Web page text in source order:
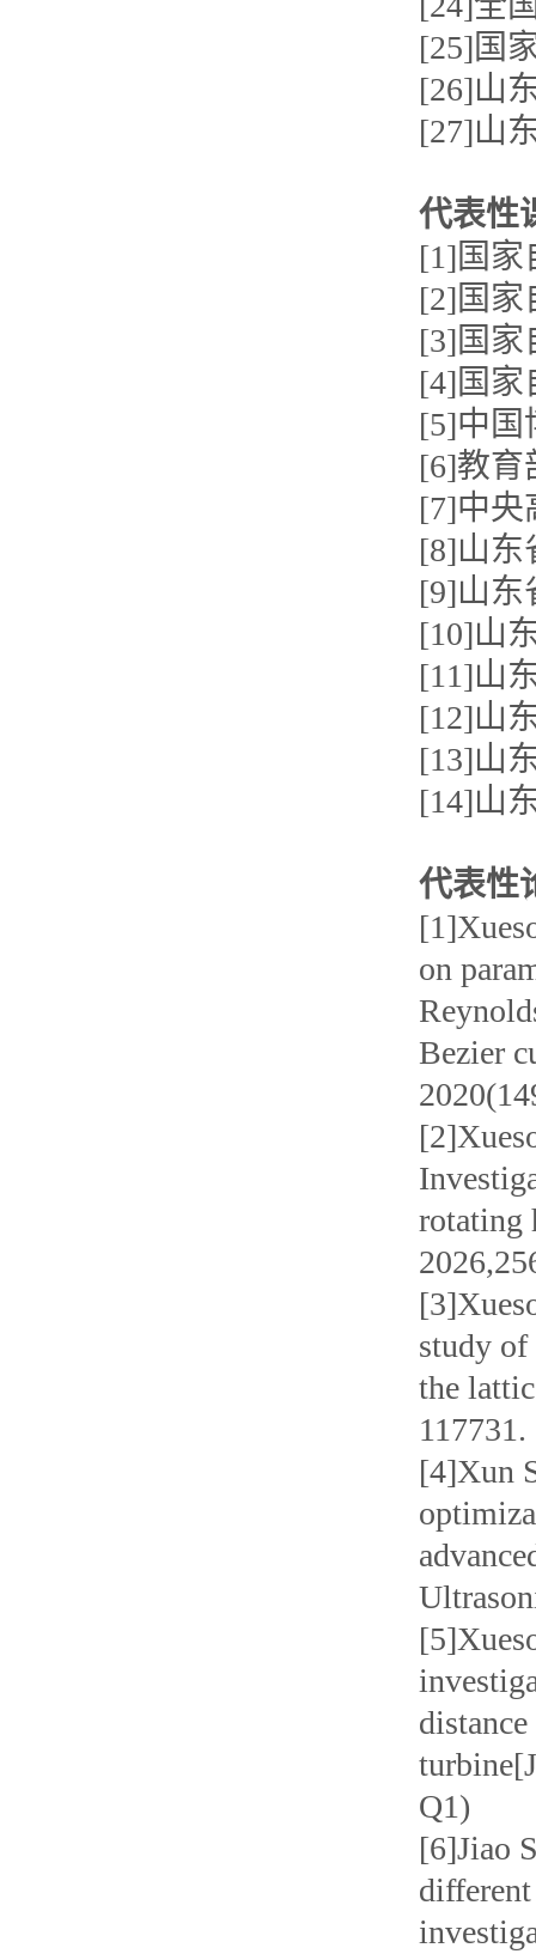
[25]国
[26]山
[27]山
代表性
[1]国家
[2]国家
[3]国家
[4]国家
[5]中国
[6]教育
[7]中央
[8]山东
[9]山东
[10]山
[11]山
[12]山
[13]山
[14]山
代表性
on
Bezier
rotating
study
the
[4]Xun
Q1)
[6]Jiao